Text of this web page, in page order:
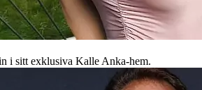
i sitt exklusiva Kalle Anka-hem.